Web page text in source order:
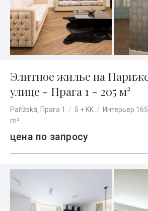
Элитное жилье на
улице - Прага 1 - 205 м²
Pařížská, Прага 1 / 5 + KK / Интерьер
m²
цена по запросу